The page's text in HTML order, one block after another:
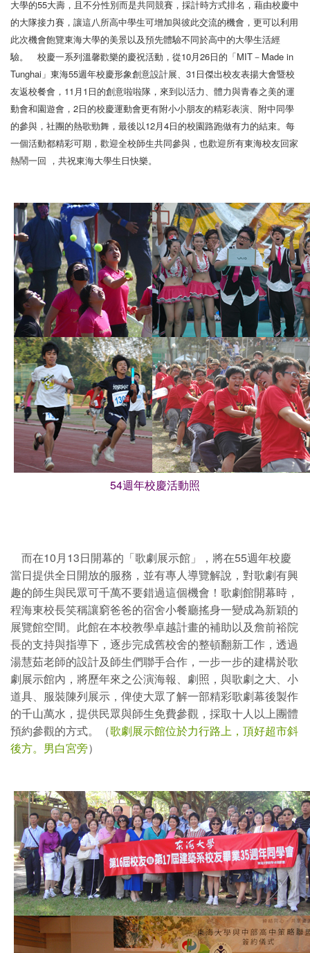
大學的55大壽，且不分性別而是共同競賽，採計時方式排名，藉由校慶中
的大隊接力賽，讓這八所高中學生可增加與彼此交流的機會，更可以利用
此次機會飽覽東海大學的美景以及預先體驗不同於高中的大學生活經
驗。
校慶一系列溫馨歡樂的慶祝活動，從10月26日的「MIT－Made in
Tunghai」東海55週年校慶形象創意設計展、31日傑出校友表揚大會暨校
友返校餐會，11月1日的創意啦啦隊，來到以活力、體力與青春之美的運
動會和園遊會，2日的校慶運動會更有附小小朋友的精彩表演、附中同學
的參與，社團的熱歌勁舞，最後以12月4日的校園路跑做有力的結束。每
一個活動都精彩可期，歡迎全校師生共同參與，也歡迎所有東海校友回家
熱鬧一回 ，共祝東海大學生日快樂。
54週年校慶活動照
而在10月13日開幕的「歌劇展示館」，將在55週年校慶
當日提供全日開放的服務，並有專人導覽解說，對歌劇有興
趣的師生與民眾可千萬不要錯過這個機會！歌劇館開幕時，
程海東校長笑稱讓窮爸爸的宿舍小餐廳搖身一變成為新穎的
展覽館空間。此館在本校教學卓越計畫的補助以及詹前裕院
長的支持與指導下，逐步完成舊校舍的整頓翻新工作，透過
湯慧茹老師的設計及師生們聯手合作，一步一步的建構於歌
劇展示館內，將歷年來之公演海報、劇照，與歌劇之大、小
道具、服裝陳列展示，俾使大眾了解一部精彩歌劇幕後製作
的千山萬水，提供民眾與師生免費參觀，採取十人以上團體
預約參觀的方式。（歌劇展示館位於力行路上，頂好超市斜
後方。男白宮旁）